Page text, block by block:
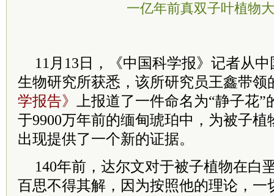
一亿年前真双子叶植物
11月13日，《中国科学报》记者从
生物研究所获悉，该所研究员王鑫带领
学报告》
上报道了一件命名为“静子花
于9900万年前的缅甸琥珀中，为被子
出现提供了一个新的证据。
140年前，达尔文对于被子植物在白
百思不得其解，因为按照他的理论，一